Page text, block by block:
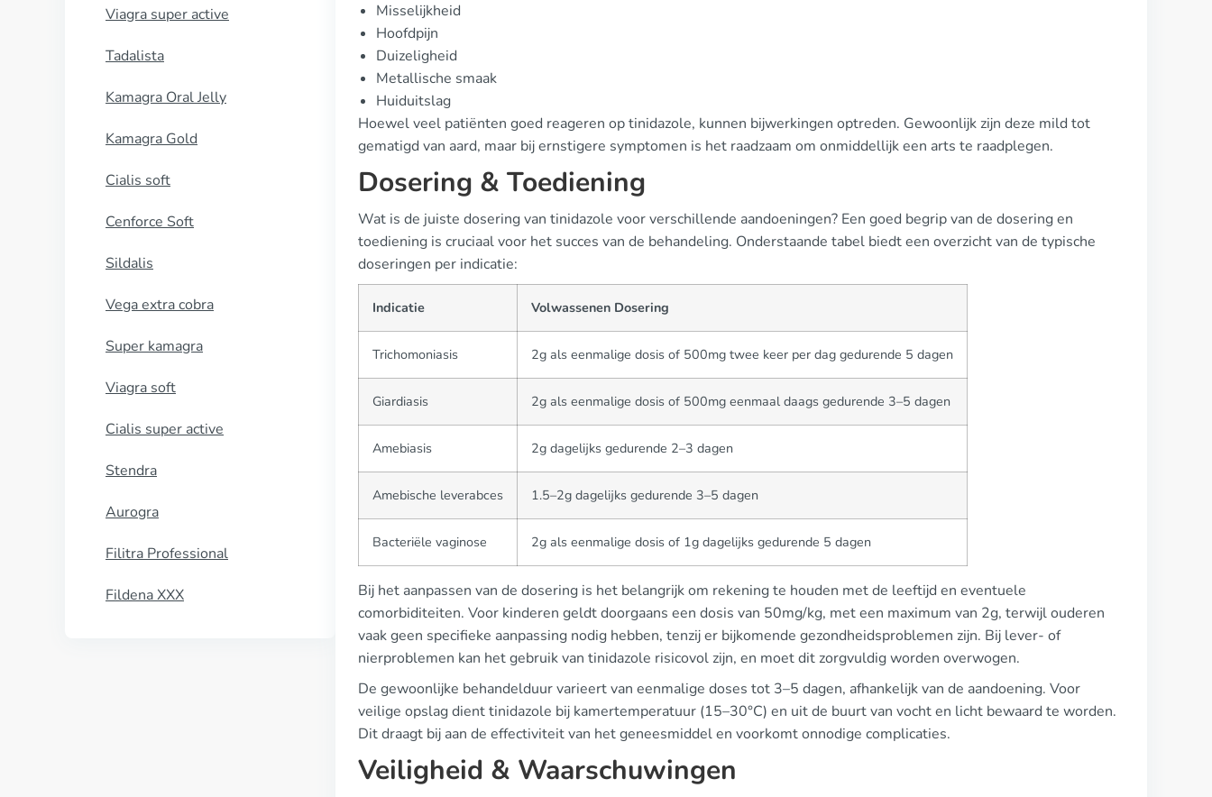
Viagra super active
Tadalista
Kamagra Oral Jelly
Kamagra Gold
Cialis soft
Cenforce Soft
Sildalis
Vega extra cobra
Super kamagra
Viagra soft
Cialis super active
Stendra
Aurogra
Filitra Professional
Fildena XXX
Misselijkheid
Hoofdpijn
Duizeligheid
Metallische smaak
Huiduitslag
Hoewel veel patiënten goed reageren op tinidazole, kunnen bijwerkingen optreden. Gewoonlijk zijn deze mild tot
gematigd van aard, maar bij ernstigere symptomen is het raadzaam om onmiddellijk een arts te raadplegen.
Dosering & Toediening
Wat is de juiste dosering van tinidazole voor verschillende aandoeningen? Een goed begrip van de dosering en
toediening is cruciaal voor het succes van de behandeling. Onderstaande tabel biedt een overzicht van de typische
doseringen per indicatie:
Indicatie Volwassenen Dosering
Trichomoniasis 2g als eenmalige dosis of 500mg twee keer per dag gedurende 5 dagen
Giardiasis 2g als eenmalige dosis of 500mg eenmaal daags gedurende 3–5 dagen
Amebiasis 2g dagelijks gedurende 2–3 dagen
Amebische leverabces 1.5–2g dagelijks gedurende 3–5 dagen
Bacteriële vaginose 2g als eenmalige dosis of 1g dagelijks gedurende 5 dagen
Bij het aanpassen van de dosering is het belangrijk om rekening te houden met de leeftijd en eventuele
comorbiditeiten. Voor kinderen geldt doorgaans een dosis van 50mg/kg, met een maximum van 2g, terwijl ouderen
vaak geen specifieke aanpassing nodig hebben, tenzij er bijkomende gezondheidsproblemen zijn. Bij lever- of
nierproblemen kan het gebruik van tinidazole risicovol zijn, en moet dit zorgvuldig worden overwogen.
De gewoonlijke behandelduur varieert van eenmalige doses tot 3–5 dagen, afhankelijk van de aandoening. Voor
veilige opslag dient tinidazole bij kamertemperatuur (15–30°C) en uit de buurt van vocht en licht bewaard te worden.
Dit draagt bij aan de effectiviteit van het geneesmiddel en voorkomt onnodige complicaties.
Veiligheid & Waarschuwingen